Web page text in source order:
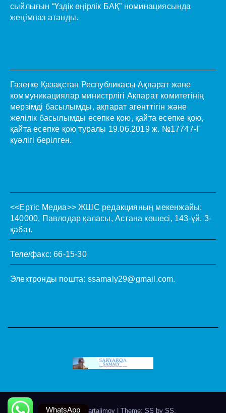
сыйлығын “Үздік өңірлік БАҚ” номинациясында
жеңімпаз атанды.
Газетке Қазақстан Республикасы Ақпарат және
коммуникациялар министрлігі Ақпарат комитетінің
мерзімді басылымды, ақпарат агенттігін және
желілік басылымды есепке қою, қайта есепке қою,
қайта есепке қою туралы 19.06.2019 ж. №17747-Г
куәлігі берілген.
<<Ертіс Медиа>> ЖШС редакцияның мекенжайы:
140000, Павлодар қаласы, Астана көшесі, 143-үй. 3-
қабат.
Теле/факс: 66-15-30
Электронды пошта: ssamaly29@gmail.com.
Theme by @artalimov Theme: SS by SS.
WhatsApp